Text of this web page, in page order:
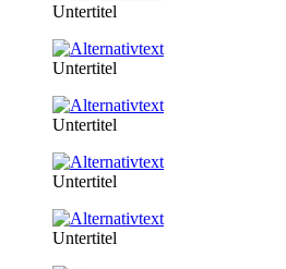
Untertitel
Untertitel
Untertitel
Untertitel
Untertitel